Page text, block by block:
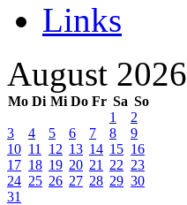
Links
August 2026
Mo Di Mi Do Fr Sa So
1
2
3
4 5 6 7 8
9
10 11 12 13 14 15 16
17 18 19 20 21 22 23
24 25 26 27 28 29 30
31